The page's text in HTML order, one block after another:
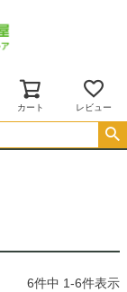
カート レビュー
6件中 1-6件表示